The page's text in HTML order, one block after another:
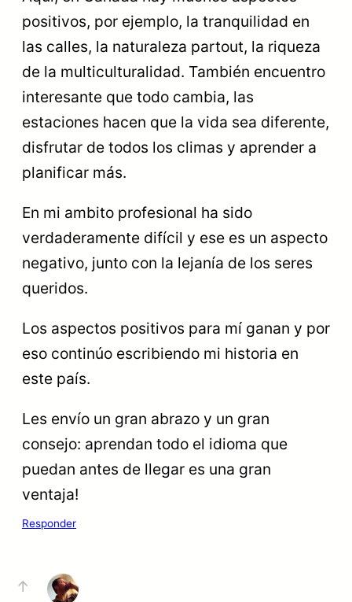
positivos, por ejemplo, la tranquilidad en
las calles, la naturaleza partout, la riqueza
de la multiculturalidad. También encuentro
interesante que todo cambia, las
estaciones hacen que la vida sea diferente,
disfrutar de todos los climas y aprender a
planificar más.
En mi ambito profesional ha sido
verdaderamente difícil y ese es un aspecto
negativo, junto con la lejanía de los seres
queridos.
Los aspectos positivos para mí ganan y por
eso continúo escribiendo mi historia en
este país.
Les envío un gran abrazo y un gran
consejo: aprendan todo el idioma que
puedan antes de llegar es una gran
ventaja!
Responder